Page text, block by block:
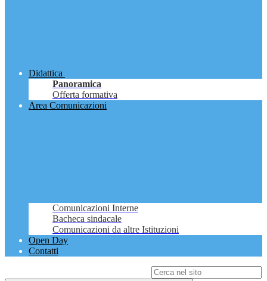
Didattica
Panoramica
Offerta formativa
Area Comunicazioni
Comunicazioni Interne
Bacheca sindacale
Comunicazioni da altre Istituzioni
Open Day
Contatti